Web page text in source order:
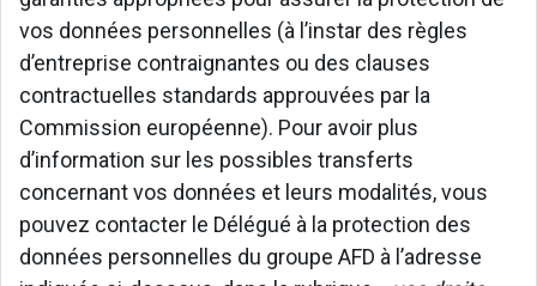
vos données personnelles (à l’instar des règles
d’entreprise contraignantes ou des clauses
contractuelles standards approuvées par la
Commission européenne). Pour avoir plus
d’information sur les possibles transferts
concernant vos données et leurs modalités, vous
pouvez contacter le Délégué à la protection des
données personnelles du groupe AFD à l’adresse